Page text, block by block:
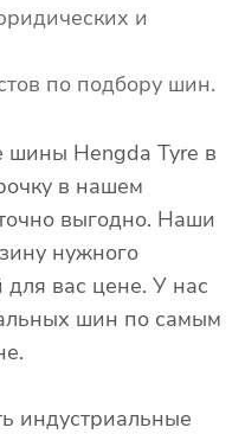
и
по подбору шин.
шины Hengda Tyre в
в нашем
выгодно. Наши
нужного
вас цене. У нас
шин по самым
индустриальные